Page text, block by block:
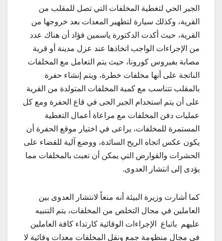
الجير الحي لتغطية المخلفات التي تصل للمقلب من
القرية، وكذلك سيارة لتطهير المعدات بعد خروجها من
القرية، حيث أكدت الدكتورة ياسمين فؤاد أن هناك عدد
من الإجراءات الواجب اتخاذها عند عزل مدينة أو قرية
مصابة بفيروس كورونا، حيث يتم التعامل مع المخلفات
الناتجة على أنها مخلفات خطرة، ويتم إنشاء حفرة
بالمقلب تتناسب مع كمية المخلفات المتولدة من القرية
على أن يتم استخدام الجير الحى في قاع الحفرة ومع كل
عمليات دفن المخلفات مع مراعاة أعمال التغطية
المستمرة للمخلفات، يراعى في اختيار موقع الحفرة أن
يكون عكس اتجاه الريح السائدة، ووضع آلية للقضاء على
الحشرات والقوارض التي يمكن أن تعبث بالمخلفات مما
يؤدى إلى انتشار العدوى.
كما أشارت وزيرة البيئة أنه منعاً لانتشار العدوى بين
العاملين في مجال التخلص من المخلفات، يتم التنبيه
عليهم باتباع الإجراءات الوقائية كارتداء كافة العاملين
في مجال منظومة جمع ونقل المخلفات معدات وقائية لا